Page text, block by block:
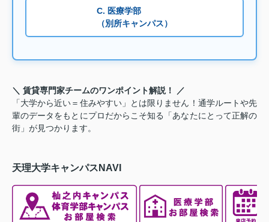
C. 医療学部
（別所キャンパス）
＼ 賃貸専門家チームのワンポイント解説！ ／
「大学から近い＝住みやすい」とは限りません！通学ルートや先
輩のデータをもとにプロだからこそ知る「あなたにとって正解の
街」が見つかります。
天理大学キャンパスNAVI